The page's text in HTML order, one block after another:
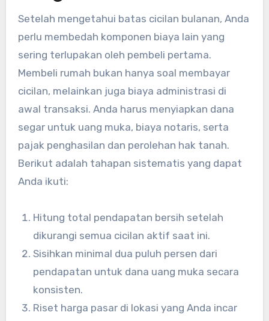
Setelah mengetahui batas cicilan bulanan, Anda
perlu membedah komponen biaya lain yang
sering terlupakan oleh pembeli pertama.
Membeli rumah bukan hanya soal membayar
cicilan, melainkan juga biaya administrasi di
awal transaksi. Anda harus menyiapkan dana
segar untuk uang muka, biaya notaris, serta
pajak penghasilan dan perolehan hak tanah.
Berikut adalah tahapan sistematis yang dapat
Anda ikuti:
Hitung total pendapatan bersih setelah
dikurangi semua cicilan aktif saat ini.
Sisihkan minimal dua puluh persen dari
pendapatan untuk dana uang muka secara
konsisten.
Riset harga pasar di lokasi yang Anda incar